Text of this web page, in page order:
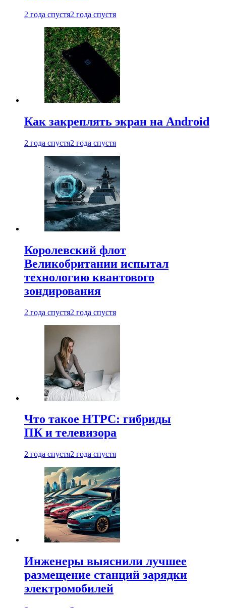
2 года спустя2 года спустя
Как закреплять экран на Android
2 года спустя2 года спустя
Королевский флот
Великобритании испытал
технологию квантового
зондирования
2 года спустя2 года спустя
Что такое HTPC: гибриды
ПК и телевизора
2 года спустя2 года спустя
Инженеры выяснили лучшее
размещение станций зарядки
электромобилей